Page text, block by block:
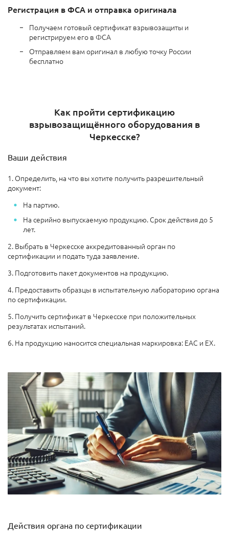
Регистрация в ФСА и отправка оригинала
Получаем готовый сертификат взрывозащиты и
регистрируем его в ФСА
Отправляем вам оригинал в любую точку России
бесплатно
Как пройти сертификацию
взрывозащищённого оборудования в
Черкесске?
Ваши действия
1. Определить, на что вы хотите получить разрешительный
документ:
На партию.
На серийно выпускаемую продукцию. Срок действия до 5
лет.
2. Выбрать в Черкесске аккредитованный орган по
сертификации и подать туда заявление.
3. Подготовить пакет документов на продукцию.
4. Предоставить образцы в испытательную лабораторию органа
по сертификации.
5. Получить сертификат в Черкесске при положительных
результатах испытаний.
6. На продукцию наносится специальная маркировка: ЕАС и EX.
Действия органа по сертификации